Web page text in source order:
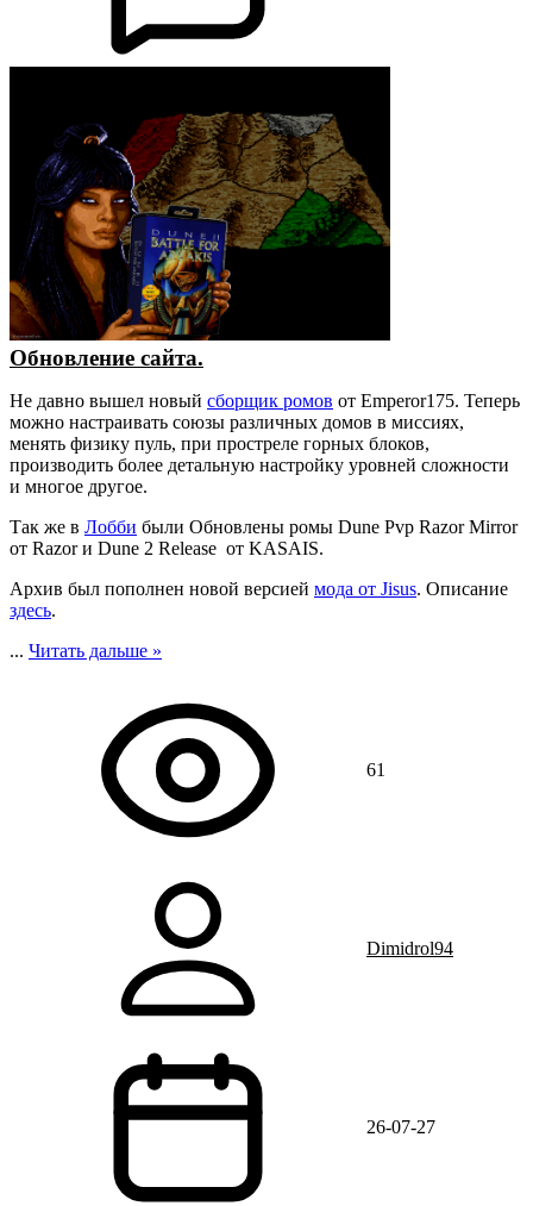
Обновление сайта.
Не давно вышел новый сборщик ромов от Emperor175. Теперь
можно настраивать союзы различных домов в миссиях,
менять физику пуль, при простреле горных блоков,
производить более детальную настройку уровней сложности
и многое другое.
Так же в Лобби были Обновлены ромы Dune Pvp Razor Mirror
от Razor и Dune 2 Release от KASAIS.
Архив был пополнен новой версией мода от Jisus. Описание
здесь.
... Читать дальше »
61
Dimidrol94
26-07-27